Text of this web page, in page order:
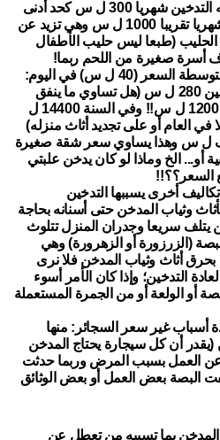
يدخن 15 سيجارة كل يوم يكلفه التدخين شهريا 300 ل س كحد أدنى
والمتوسط أن المدخن يتكلف شهريا تقريبا 1000 ل س وهي تزيد عن
(طبعا ليس حليب الأطفال
أسرة صغيرة من اللحم ربما!
لنعتبر أن مدخن لعلبة سجائر متوسطة السعر (40 ل س) في اليوم:
فهو ينفق في أسبوع على التدخين 280 ل س (هل تساوي ما ينفق
على اللحم مثلا؟!) وفي الشهر 1200 ل س!! وفي السنة 14400 ل
العام أو على تجديد أثاث منزله)
20 سنة ينفق 280ألف ل س وهذا يساوي سعر شقة صغيرة
أو... الخ وماذا لو كان يدخن علبتي
السعر؟؟!!
أخرى يسببها التدخين
وثياب المدخن حتى أسنانه بحاجة
يتلف سريعا وجدران المنزل تتلوث
(الزرزورة أو الزهرورة) وهي
بحرق أثاث وثياب المدخن فلا نرى
التدخين؛ وإذا كان الأمر أسوء
أو الولعة أو من الجمرة المستعملة
أسباب غير سعر السجائر: منها
(يقدر أن كل سيجارة يحتاج المدخن
عن العمل بسبب المرض وربما حدثت
البصة بعض العمل أو بعض الوثائق
المدخن بما تسببه من تعطل عن